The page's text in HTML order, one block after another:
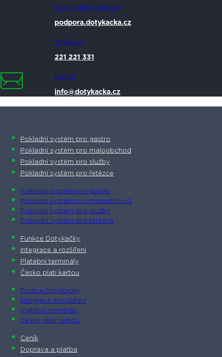
Technická podpora
podpora.dotykacka.cz
Infolinka
221 221 331
E-mail
info@dotykacka.cz
Pokladní systém pro gastro
Pokladní systém pro maloobchod
Pokladní systém pro služby
Pokladní systém pro řetězce
Pokladní systém pro gastro
Pokladní systém pro maloobchod
Pokladní systém pro služby
Pokladní systém pro řetězce
Funkce Dotykačky
Integrace a rozšíření
Platební terminály
Česko platí kartou
Funkce Dotykačky
Integrace a rozšíření
Platební terminály
Česko platí kartou
Ceník
Doprava a platba